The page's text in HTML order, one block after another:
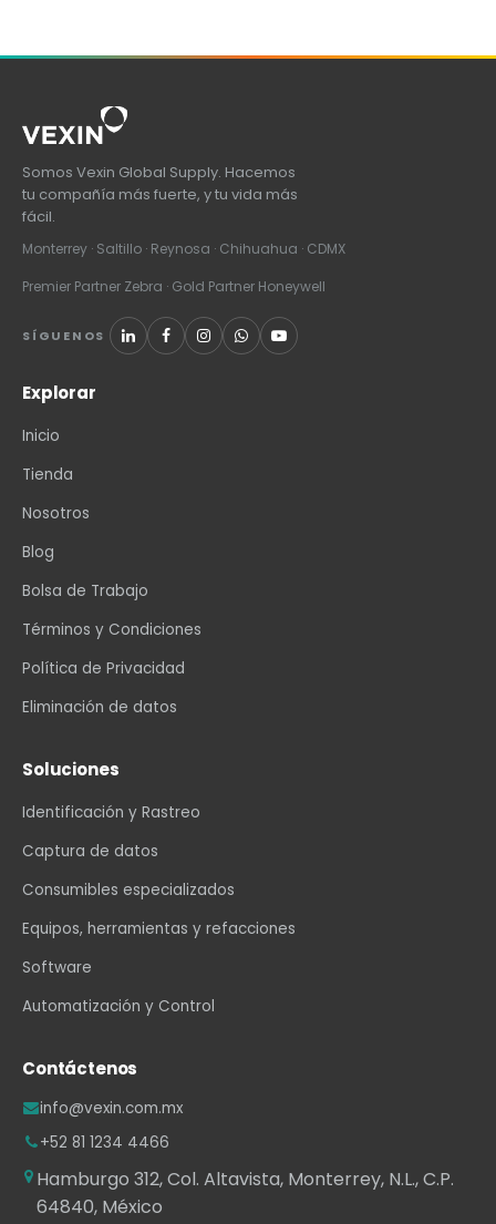
Somos Vexin Global Supply. Hacemos
tu compañía más fuerte, y tu vida más
fácil.
Monterrey · Saltillo · Reynosa · Chihuahua · CDMX
Premier Partner Zebra · Gold Partner Honeywell
SÍGUENOS
Explorar
Inicio
Tienda
Nosotros
Blog
Bolsa de Trabajo
Términos y Condiciones
Política de Privacidad
Eliminación de datos
Soluciones
Identificación y Rastreo
Captura de datos
Consumibles especializados
Equipos, herramientas y refacciones
Software
Automatización y Control
Contáctenos
info@vexin.com.mx
+52 81 1234 4466
Hamburgo 312, Col. Altavista, Monterrey, N.L., C.P.
64840, México